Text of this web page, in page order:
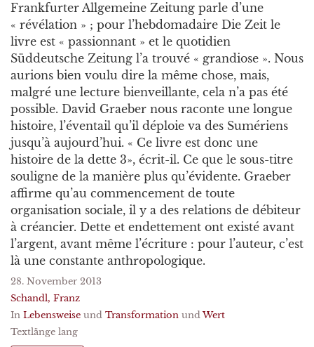
Frankfurter Allgemeine Zeitung parle d’une
« révélation » ; pour l’hebdomadaire Die Zeit le
livre est « passionnant » et le quotidien
Süddeutsche Zeitung l’a trouvé « grandiose ». Nous
aurions bien voulu dire la même chose, mais,
malgré une lecture bienveillante, cela n’a pas été
possible. David Graeber nous raconte une longue
histoire, l’éventail qu’il déploie va des Sumériens
jusqu’à aujourd’hui. « Ce livre est donc une
histoire de la dette 3», écrit-il. Ce que le sous-titre
souligne de la manière plus qu’évidente. Graeber
affirme qu’au commencement de toute
organisation sociale, il y a des relations de débiteur
à créancier. Dette et endettement ont existé avant
l’argent, avant même l’écriture : pour l’auteur, c’est
là une constante anthropologique.
28. November 2013
Schandl, Franz
In Lebensweise und Transformation undWert
Textlänge lang